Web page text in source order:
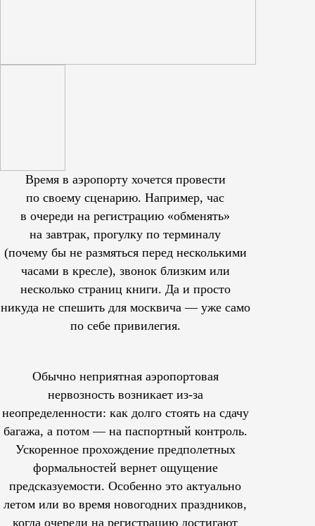
Время в аэропорту хочется провести
по своему сценарию. Например, час
в очереди на регистрацию «обменять»
на завтрак, прогулку по терминалу
(почему бы не размяться перед несколькими
часами в кресле), звонок близким или
несколько страниц книги. Да и просто
никуда не спешить для москвича — уже само
по себе привилегия.
Обычно неприятная аэропортовая
нервозность возникает из-за
неопределенности: как долго стоять на сдачу
багажа, а потом — на паспортный контроль.
Ускоренное прохождение предполетных
формальностей вернет ощущение
предсказуемости. Особенно это актуально
летом или во время новогодних праздников,
когда очереди на регистрацию достигают